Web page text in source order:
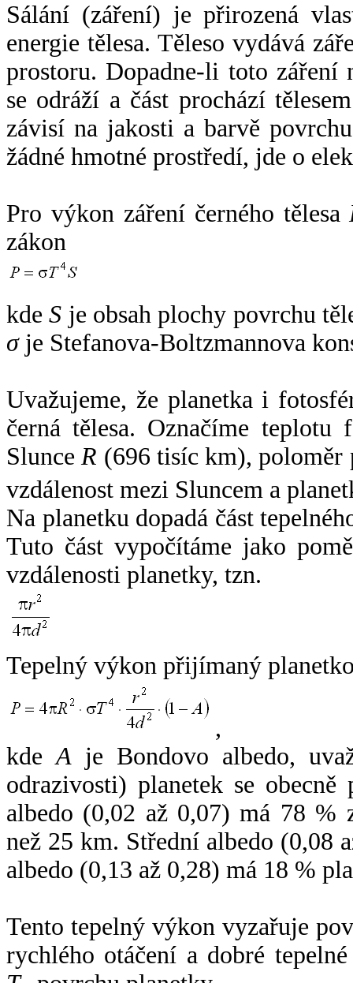
Sálání (záření) je přirozená
energie tělesa. Těleso vydává
prostoru. Dopadne-li toto záření
se odráží a část prochází
závisí na jakosti a barvě
žádné hmotné prostředí, jde o
Pro výkon záření černého tělesa
zákon
kdeS je obsah plochy povrchu
σje Stefanova-Boltzmannova
Uvažujeme, že planetka i
černá tělesa. Označíme
SlunceR (696 tisíc km),
vzdálenost mezi Sluncem a
Na planetku dopadá část
Tuto část vypočítáme jako
vzdálenosti planetky, tzn.
Tepelný výkon přijímaný
,
kdeA je Bondovo albedo,
odrazivosti) planetek se
albedo (0,02 až 0,07) má 78 %
než 25 km. Střední albedo (0,08
albedo (0,13 až 0,28) má 18 %
Tento tepelný výkon vyzařuje
rychlého otáčení a dobré